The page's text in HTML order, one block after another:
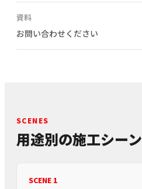
資料
お問い合わせください
SCENES
用途別の施工シーン
SCENE 1